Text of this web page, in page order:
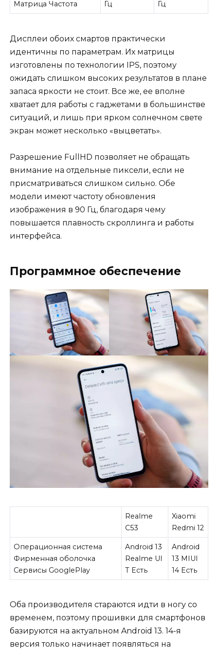
Матрица Частота Гц Гц
Дисплеи обоих смартов практически
идентичны по параметрам. Их матрицы
изготовлены по технологии IPS, поэтому
ожидать слишком высоких результатов в плане
запаса яркости не стоит. Все же, ее вполне
хватает для работы с гаджетами в большинстве
ситуаций, и лишь при ярком солнечном свете
экран может несколько «выцветать».
Разрешение FullHD позволяет не обращать
внимание на отдельные пиксели, если не
присматриваться слишком сильно. Обе
модели имеют частоту обновления
изображения в 90 Гц, благодаря чему
повышается плавность скроллинга и работы
интерфейса.
Программное обеспечение
Realme
C53
Xiaomi
Redmi 12
Операционная система
Фирменная оболочка
Сервисы GooglePlay
Android 13
Realme UI
T Есть
Android
13 MIUI
14 Есть
Оба производителя стараются идти в ногу со
временем, поэтому прошивки для смартфонов
базируются на актуальном Android 13. 14-я
версия только начинает появляться на